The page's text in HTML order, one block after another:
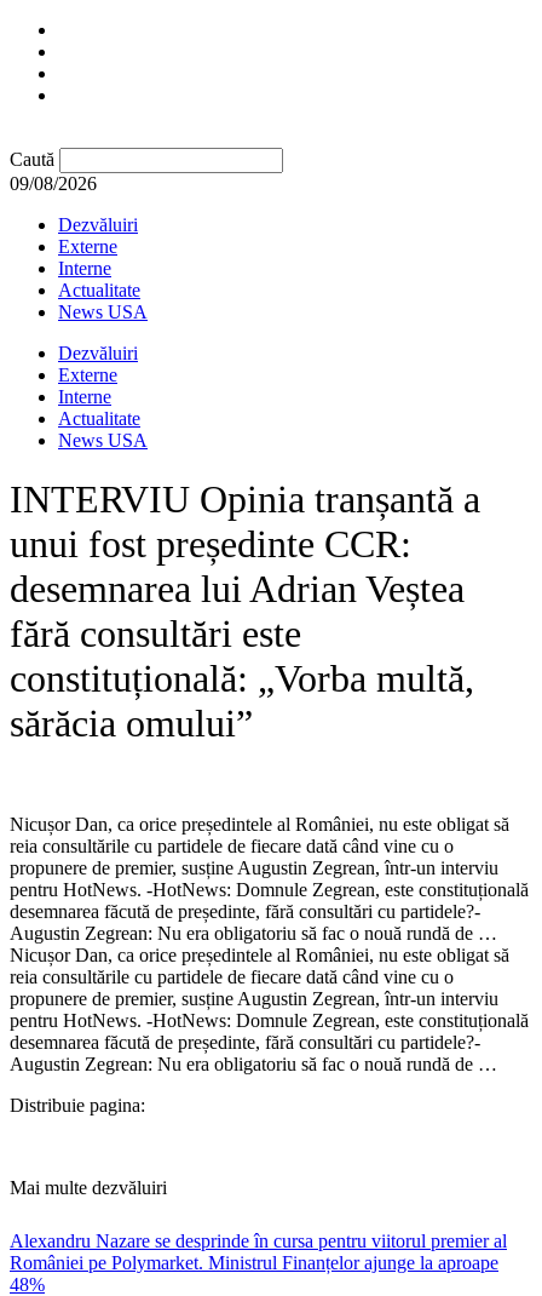
Caută
09/08/2026
Dezvăluiri
Externe
Interne
Actualitate
News USA
Dezvăluiri
Externe
Interne
Actualitate
News USA
INTERVIU Opinia tranșantă a
unui fost președinte CCR:
desemnarea lui Adrian Veștea
fără consultări este
constituțională: „Vorba multă,
sărăcia omului”
Nicușor Dan, ca orice președintele al României, nu este obligat să
reia consultările cu partidele de fiecare dată când vine cu o
propunere de premier, susține Augustin Zegrean, într-un interviu
pentru HotNews. -HotNews: Domnule Zegrean, este constituțională
desemnarea făcută de președinte, fără consultări cu partidele?-
Augustin Zegrean: Nu era obligatoriu să fac o nouă rundă de …​
Nicușor Dan, ca orice președintele al României, nu este obligat să
reia consultările cu partidele de fiecare dată când vine cu o
propunere de premier, susține Augustin Zegrean, într-un interviu
pentru HotNews. -HotNews: Domnule Zegrean, este constituțională
desemnarea făcută de președinte, fără consultări cu partidele?-
Augustin Zegrean: Nu era obligatoriu să fac o nouă rundă de …
Distribuie pagina:
Mai multe dezvăluiri
Alexandru Nazare se desprinde în cursa pentru viitorul premier al
României pe Polymarket. Ministrul Finanțelor ajunge la aproape
48%